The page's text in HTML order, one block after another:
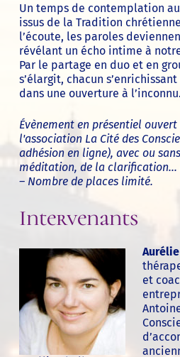
Un temps de contemplation
issus de la Tradition
l’écoute, les paroles
révélant un écho intime à
Par le partage en duo et en
s’élargit, chacun
dans une ouverture à l’inconnu.
Évènement en présentiel
l'association La Cité des
adhésion en ligne), avec ou
méditation, de la
– Nombre de places limité.
Intervenants
et